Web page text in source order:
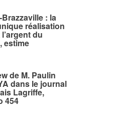
: la
réalisation
du
estime
de M. Paulin
dans le journal
Lagriffe,
454